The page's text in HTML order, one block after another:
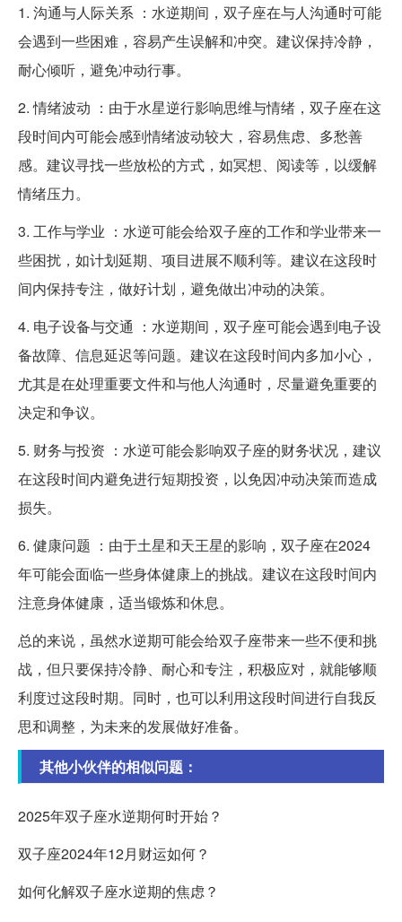
1. 沟通与人际关系 ：水逆期间，双子座在与人沟通时可能
会遇到一些困难，容易产生误解和冲突。建议保持冷静，
耐心倾听，避免冲动行事。
2. 情绪波动 ：由于水星逆行影响思维与情绪，双子座在这
段时间内可能会感到情绪波动较大，容易焦虑、多愁善
感。建议寻找一些放松的方式，如冥想、阅读等，以缓解
情绪压力。
3. 工作与学业 ：水逆可能会给双子座的工作和学业带来一
些困扰，如计划延期、项目进展不顺利等。建议在这段时
间内保持专注，做好计划，避免做出冲动的决策。
4. 电子设备与交通 ：水逆期间，双子座可能会遇到电子设
备故障、信息延迟等问题。建议在这段时间内多加小心，
尤其是在处理重要文件和与他人沟通时，尽量避免重要的
决定和争议。
5. 财务与投资 ：水逆可能会影响双子座的财务状况，建议
在这段时间内避免进行短期投资，以免因冲动决策而造成
损失。
6. 健康问题 ：由于土星和天王星的影响，双子座在2024
年可能会面临一些身体健康上的挑战。建议在这段时间内
注意身体健康，适当锻炼和休息。
总的来说，虽然水逆期可能会给双子座带来一些不便和挑
战，但只要保持冷静、耐心和专注，积极应对，就能够顺
利度过这段时期。同时，也可以利用这段时间进行自我反
思和调整，为未来的发展做好准备。
其他小伙伴的相似问题：
2025年双子座水逆期何时开始？
双子座2024年12月财运如何？
如何化解双子座水逆期的焦虑？